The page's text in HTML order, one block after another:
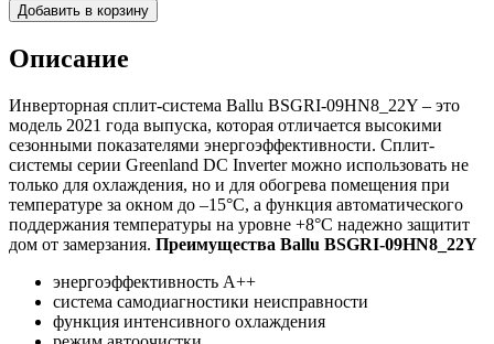
Добавить в корзину
Описание
Инверторная сплит-система Ballu BSGRI-09HN8_22Y – это
модель 2021 года выпуска, которая отличается высокими
сезонными показателями энергоэффективности. Сплит-
системы серии Greenland DС Inverter можно использовать не
только для охлаждения, но и для обогрева помещения при
температуре за окном до –15°C, а функция автоматического
поддержания температуры на уровне +8°C надежно защитит
дом от замерзания. Преимущества Ballu BSGRI-09HN8_22Y
энергоэффективность А++
система самодиагностики неисправности
функция интенсивного охлаждения